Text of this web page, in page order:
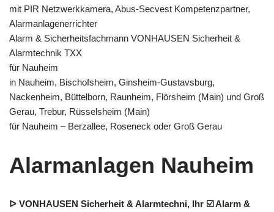
mit PIR Netzwerkkamera, Abus-Secvest Kompetenzpartner,
Alarmanlagenerrichter
Alarm & Sicherheitsfachmann VONHAUSEN Sicherheit &
Alarmtechnik TXX
für Nauheim
in Nauheim, Bischofsheim, Ginsheim-Gustavsburg,
Nackenheim, Büttelborn, Raunheim, Flörsheim (Main) und Groß
Gerau, Trebur, Rüsselsheim (Main)
für Nauheim – Berzallee, Roseneck oder Groß Gerau
Alarmanlagen Nauheim
ᐅ VONHAUSEN Sicherheit & Alarmtechni, Ihr ☑️ Alarm &